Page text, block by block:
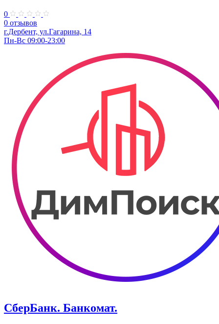
0
0 отзывов
г.Дербент, ул.Гагарина, 14
Пн-Вс 09:00-23:00
СберБанк. Банкомат.